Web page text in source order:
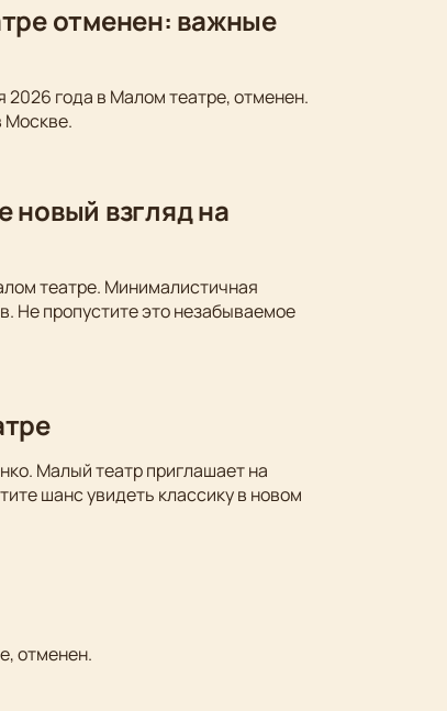
отменен: важные
2026 года в Малом театре, отменен.
Москве.
новый взгляд на
театре. Минималистичная
Не пропустите это незабываемое
Малый театр приглашает на
шанс увидеть классику в новом
отменен.